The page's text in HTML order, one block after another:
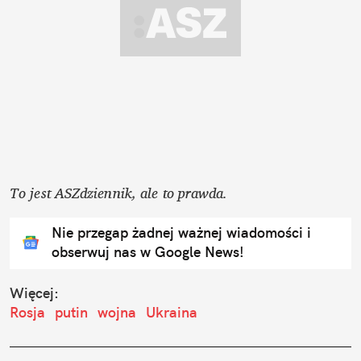
To jest ASZdziennik, ale to prawda.
Nie przegap żadnej ważnej wiadomości i
obserwuj nas w Google News!
Więcej:
Rosja
putin wojna Ukraina